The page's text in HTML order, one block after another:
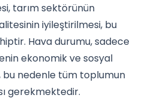
tarım sektörünün
iyileştirilmesi, bu
Hava durumu, sadece
ekonomik ve sosyal
bu nedenle tüm toplumun
gerekmektedir.